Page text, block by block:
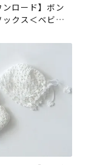
ンロード】ボン
クス＜ベビー
レシピ）